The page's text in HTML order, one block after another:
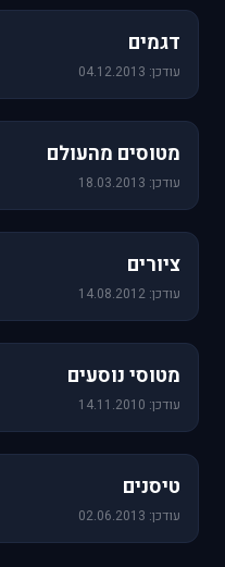
דגמים
עודכן: 04.12.2013
מטוסים מהעולם
עודכן: 18.03.2013
ציורים
עודכן: 14.08.2012
מטוסי נוסעים
עודכן: 14.11.2010
טיסנים
עודכן: 02.06.2013